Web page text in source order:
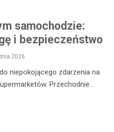
samochodzie:
i bezpieczeństwo
2026
niepokojącego zdarzenia na
Przechodnie…